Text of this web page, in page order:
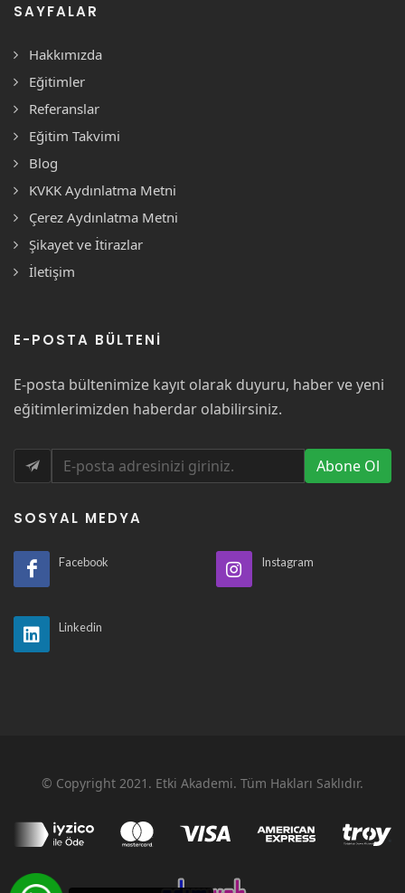
SAYFALAR
Hakkımızda
Eğitimler
Referanslar
Eğitim Takvimi
Blog
KVKK Aydınlatma Metni
Çerez Aydınlatma Metni
Şikayet ve İtirazlar
İletişim
E-POSTA BÜLTENI
E-posta bültenimize kayıt olarak duyuru, haber ve yeni
eğitimlerimizden haberdar olabilirsiniz.
Abone Ol
SOSYAL MEDYA
Facebook Instagram
Linkedin
© Copyright 2021. Etki Akademi. Tüm Hakları Saklıdır.